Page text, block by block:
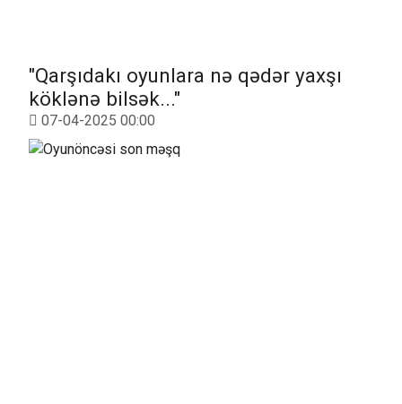
"Qarşıdakı oyunlara nə qədər yaxşı
köklənə bilsək..."
07-04-2025 00:00